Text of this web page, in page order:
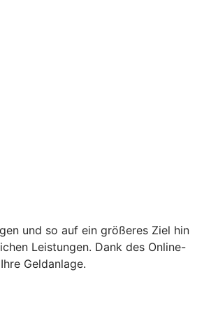
und so auf ein größeres Ziel hin
Leistungen. Dank des Online-
Geldanlage.